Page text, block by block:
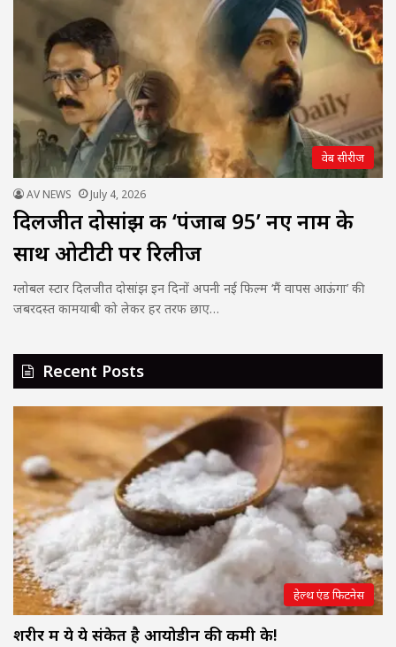
वेब सीरीज
AV NEWS July 4, 2026
दिलजीत दोसांझ की ‘पंजाब 95’ नए नाम के
साथ ओटीटी पर रिलीज
ग्लोबल स्टार दिलजीत दोसांझ इन दिनों अपनी नई फिल्म ‘मैं वापस आऊंगा’ की
जबरदस्त कामयाबी को लेकर हर तरफ छाए…
Recent Posts
हेल्थ एंड फिटनेस
शरीर में ये ये संकेत है आयोडीन की कमी के!